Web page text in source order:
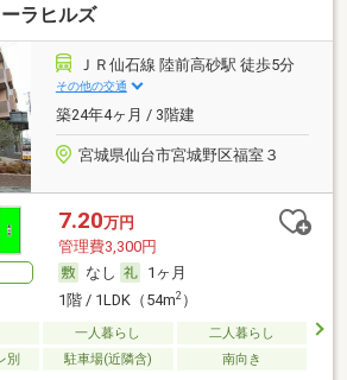
ラヒルズ
ＪＲ仙石線 陸前高砂駅 徒歩5分
その他の交通
築24年4ヶ月 / 3階建
宮城県仙台市宮城野区福室３
7.20万円
管理費3,300円
なし
1ヶ月
1階 / 1LDK（54m2）
一人暮らし
二人暮らし
別
駐車場(近隣含) 南向き